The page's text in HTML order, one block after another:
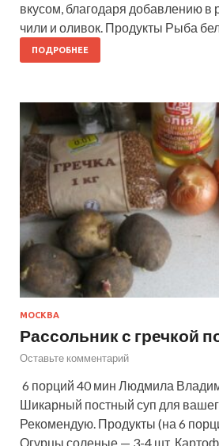
вкусом, благодаря добавлению в
чили и оливок. Продукты Рыба
ПОДРОБНЕЕ
МОСКВА
Рассольник с гречкой
Оставьте комментарий
6 порций 40 мин Людмила
Шикарный постный суп для
Рекомендую. Продукты (на 6
Огурцы соленые — 3-4 шт.